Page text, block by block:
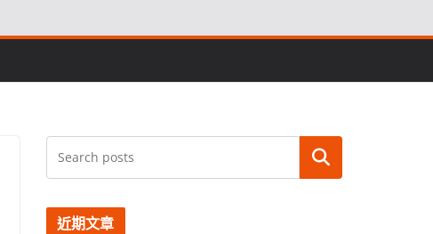
搜尋
近期文章